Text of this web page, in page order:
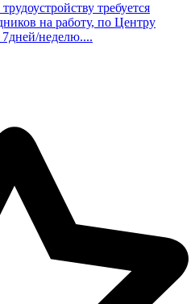
требуется
на работу, по Центру
неделю....